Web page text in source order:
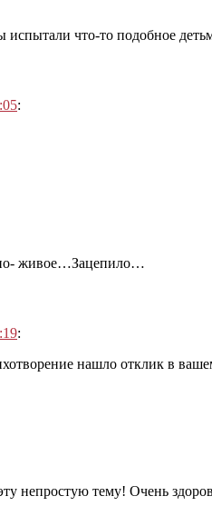
что-то подобное
:
живое…Зацепило…
:
нашло отклик в
непростую тему! Очень